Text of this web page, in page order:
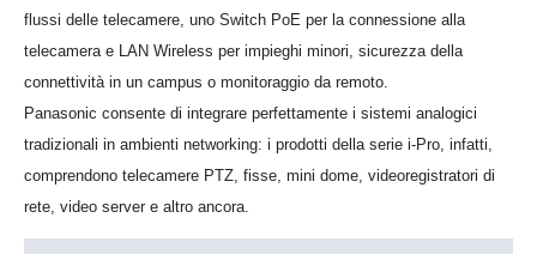
flussi delle telecamere, uno Switch PoE per la connessione alla
telecamera e LAN Wireless per impieghi minori, sicurezza della
connettività in un campus o monitoraggio da remoto.
Panasonic consente di integrare perfettamente i sistemi analogici
tradizionali in ambienti networking: i prodotti della serie i-Pro, infatti,
comprendono telecamere PTZ, fisse, mini dome, videoregistratori di
rete, video server e altro ancora.